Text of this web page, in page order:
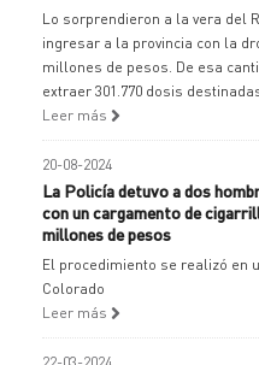
Lo sorprendieron a la vera del
ingresar a la provincia con la
millones de pesos. De esa
extraer 301.770 dosis
Leer más
20-08-2024
La Policía detuvo a dos
con un cargamento de
millones de pesos
El procedimiento se realizó en
Colorado
Leer más